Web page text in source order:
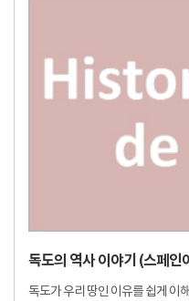
독도의 역사 이야기 (스페인
독도가 우리 땅인 이유를 쉽게 이